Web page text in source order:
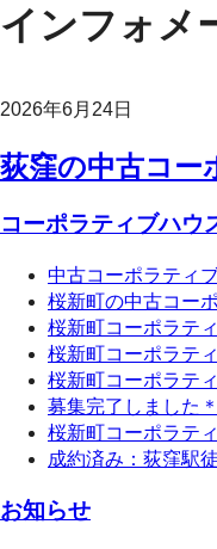
インフォメ
2026年6月24日
荻窪の中古コー
コーポラティブハウ
中古コーポラティ
桜新町の中古コー
桜新町コーポラテ
桜新町コーポラテ
桜新町コーポラテ
募集完了しました
桜新町コーポラテ
成約済み：荻窪駅
お知らせ